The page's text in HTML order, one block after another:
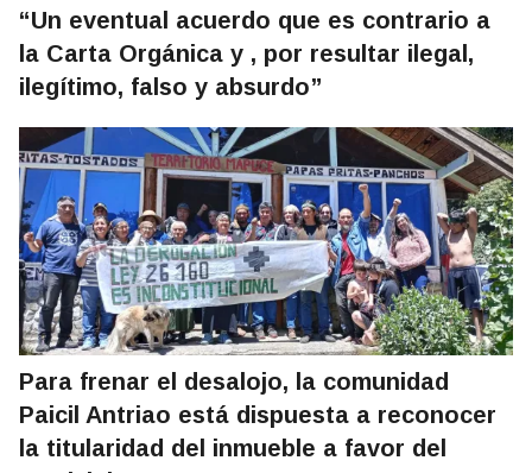
“Un eventual acuerdo que es contrario a
la Carta Orgánica y , por resultar ilegal,
ilegítimo, falso y absurdo”
Para frenar el desalojo, la comunidad
Paicil Antriao está dispuesta a reconocer
la titularidad del inmueble a favor del